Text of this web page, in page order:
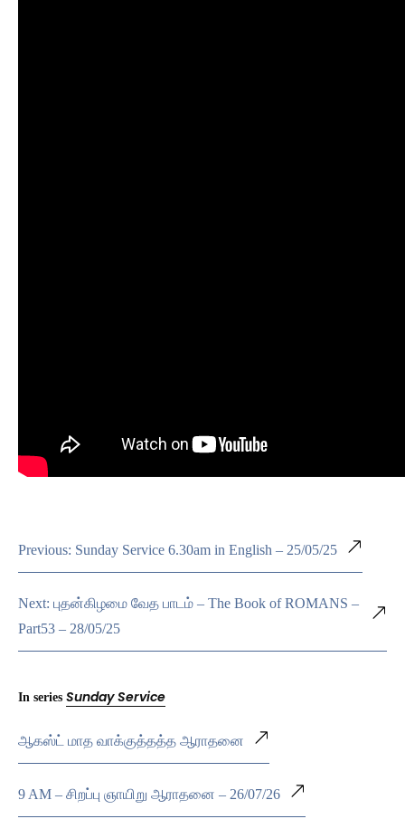
Previous: Sunday Service 6.30am in English – 25/05/25
Next: புதன்கிழமை வேத பாடம் – The Book of ROMANS –
Part53 – 28/05/25
In series Sunday Service
ஆகஸ்ட் மாத வாக்குத்தத்த ஆராதனை
9 AM – சிறப்பு ஞாயிறு ஆராதனை – 26/07/26